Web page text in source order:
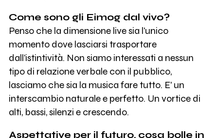
Come sono gli Eimog dal vivo?
Penso che la dimensione live sia l'unico
momento dove lasciarsi trasportare
dall'istintività. Non siamo interessati a nessun
tipo di relazione verbale con il pubblico,
lasciamo che sia la musica fare tutto. E' un
interscambio naturale e perfetto. Un vortice di
alti, bassi, silenzi e crescendo.
Aspettative per il futuro, cosa bolle in